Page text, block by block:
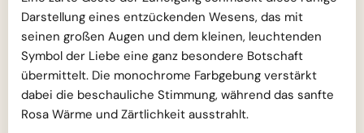
Darstellung eines entzückenden Wesens, das mit
seinen großen Augen und dem kleinen, leuchtenden
Symbol der Liebe eine ganz besondere Botschaft
übermittelt. Die monochrome Farbgebung verstärkt
dabei die beschauliche Stimmung, während das sanfte
Rosa Wärme und Zärtlichkeit ausstrahlt.